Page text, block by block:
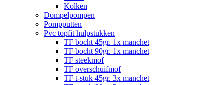
Kolken
Dompelpompen
Pompputten
Pvc topfit hulpstukken
TF bocht 45gr. 1x manchet
TF bocht 90gr. 1x manchet
TF steekmof
TF overschuifmof
TF t-stuk 45gr. 3x manchet